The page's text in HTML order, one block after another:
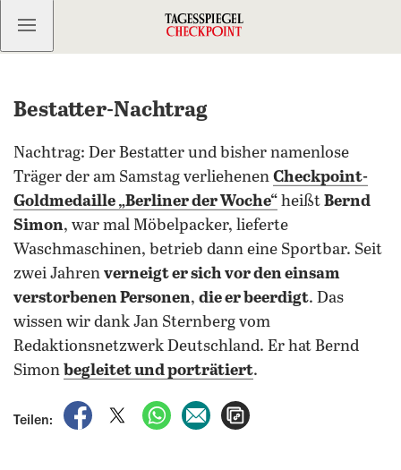
Kostenlos anmelden
Bestatter-Nachtrag
Nachtrag: Der Bestatter und bisher namenlose
Träger der am Samstag verliehenen Checkpoint-
Goldmedaille „Berliner der Woche“ heißt Bernd
Simon, war mal Möbelpacker, lieferte
Waschmaschinen, betrieb dann eine Sportbar. Seit
zwei Jahren verneigt er sich vor den einsam
verstorbenen Personen, die er beerdigt. Das
wissen wir dank Jan Sternberg vom
Redaktionsnetzwerk Deutschland. Er hat Bernd
Simon begleitet und porträtiert.
Teilen:
auf Facebook teilen
auf X teilenper WhatsApp teilen
per E-Mail teilen